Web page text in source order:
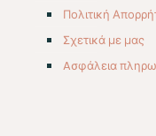
Πολιτική
Σχετικά με μας
Aσφάλεια